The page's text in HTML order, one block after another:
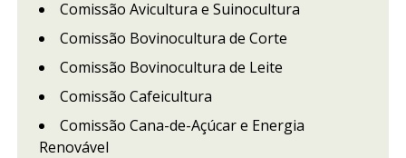
Comissão Avicultura e Suinocultura
Comissão Bovinocultura de Corte
Comissão Bovinocultura de Leite
Comissão Cafeicultura
Comissão Cana-de-Açúcar e Energia
Renovável